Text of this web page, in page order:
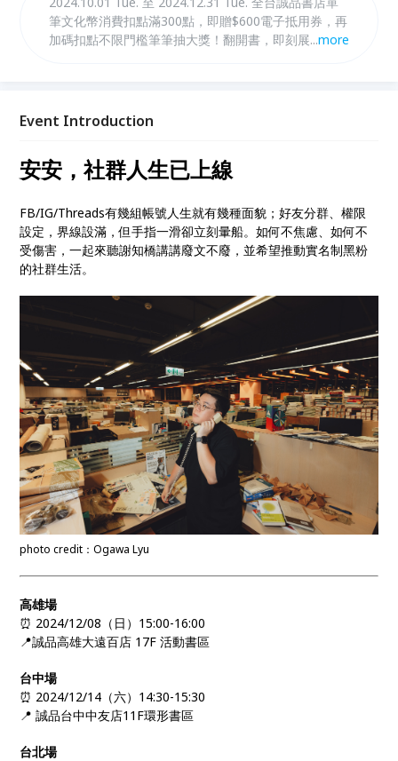
筆文化幣消費扣點滿300點，即贈$600電子抵用券，再
加碼扣點不限門檻筆筆抽大獎！翻開書，即刻展開你的
...more
Event Introduction
安安，社群人生已上線
FB/IG/Threads有幾組帳號人生就有幾種面貌；好友分群、權限
設定，界線設滿，但手指一滑卻立刻暈船。如何不焦慮、如何不
受傷害，一起來聽謝知橋講講廢文不廢，並希望推動實名制黑粉
的社群生活。
photo credit：Ogawa Lyu
高雄場
⏰ 2024/12/08（日）15:00-16:00
📍誠品高雄大遠百店 17F 活動書區
台中場
⏰ 2024/12/14（六）14:30-15:30
📍 誠品台中中友店11F環形書區
台北場